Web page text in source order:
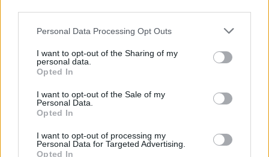
Personal Data Processing Opt Outs
I want to opt-out of the Sharing of my
personal data.
Opted In
I want to opt-out of the Sale of my
Personal Data.
Opted In
I want to opt-out of processing my
Personal Data for Targeted Advertising.
Opted In
Έγκριση ή μη υποβολής αίτησης συμμετοχής του
Δήμου προς τη Διεύθυνση Άθλησης για Όλους στο
πλαίσιο των Προγραμμάτων Άθλησης για Όλους
(Ε.Α.γ.Ο.) περιόδου 2026-2027 και καθορισμός 14
θέσεων Πτυχιούχων Φυσικής Αγωγής (ΠΦΑ) για
Όργανο / Επιτροπή:
ΑΔΑ:
ΑΑ:
Ημερομηνία: